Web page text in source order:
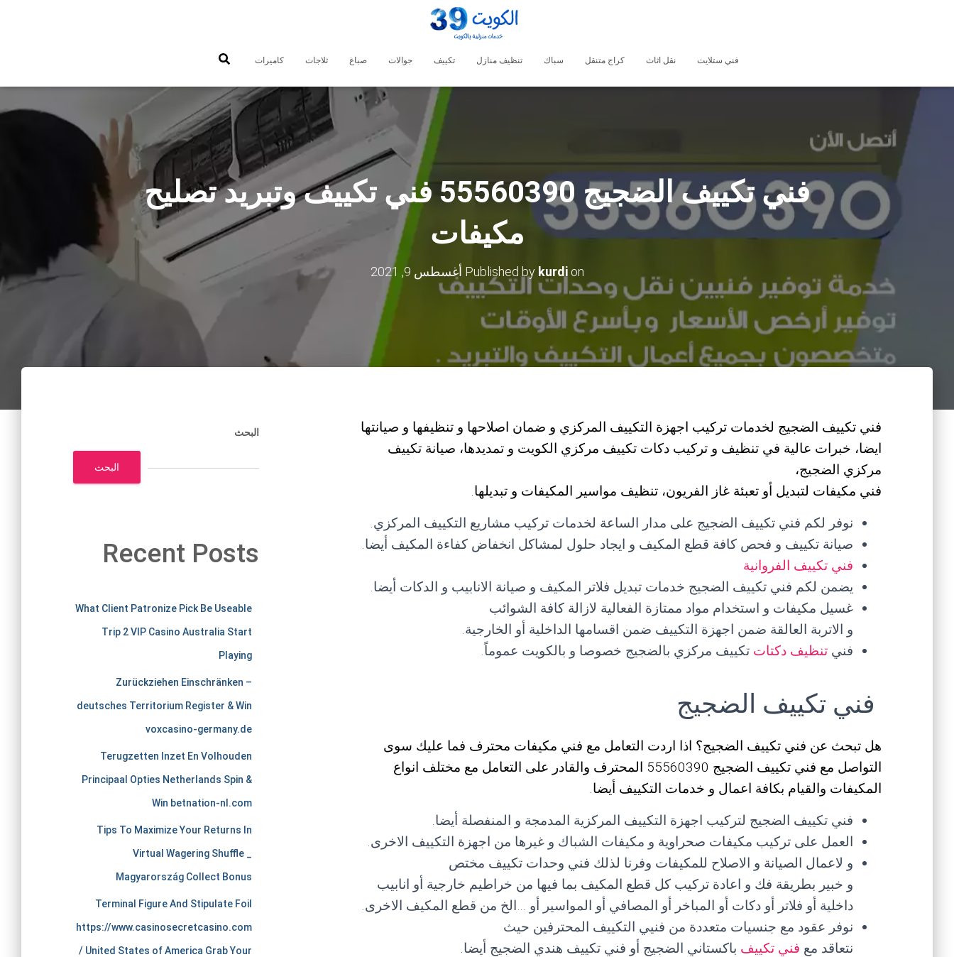
فني ستلايت نقل اثاث كراج متنقل سباك تنظيف منازل تكييف جوالات صباغ ثلاجات كاميرات
فني تكييف الضجيج 55560390 فني تكييف وتبريد تصليح
مكيفات
Published by kurdion أغسطس 9, 2021
فني تكييف الضجيج لخدمات تركيب اجهزة التكييف المركزي و ضمان اصلاحها و تنظيفها و صيانتها
ايضا، خبرات عالية في تنظيف و تركيب دكات تكييف مركزي الكويت و تمديدها، صيانة تكييف
مركزي الضجيج،
فني مكيفات لتبديل أو تعبئة غاز الفريون، تنظيف مواسير المكيفات و تبديلها.
نوفر لكم فني تكييف الضجيج على مدار الساعة لخدمات تركيب مشاريع التكييف المركزي.
صيانة تكييف و فحص كافة قطع المكيف و ايجاد حلول لمشاكل انخفاض كفاءة المكيف أيضا.
فني تكييف الفروانية
يضمن لكم فني تكييف الضجيج خدمات تبديل فلاتر المكيف و صيانة الانابيب و الدكات أيضا.
غسيل مكيفات و استخدام مواد ممتازة الفعالية لازالة كافة الشوائب
و الاتربة العالقة ضمن اجهزة التكييف ضمن اقسامها الداخلية أو الخارجية.
فني تنظيف دكتات تكييف مركزي بالضجيج خصوصا و بالكويت عموماً.
فني تكييف الضجيج
هل تبحث عن فني تكييف الضجيج؟ اذا اردت التعامل مع فني مكيفات محترف فما عليك سوى
التواصل مع فني تكييف الضجيج 55560390 المحترف والقادر على التعامل مع مختلف انواع
المكيفات والقيام بكافة اعمال و خدمات التكييف أيضا.
فني تكييف الضجيج لتركيب اجهزة التكييف المركزية المدمجة و المنفصلة أيضا.
العمل على تركيب مكيفات صحراوية و مكيفات الشباك و غيرها من اجهزة التكييف الاخرى.
و لاعمال الصيانة و الاصلاح للمكيفات وفرنا لذلك فني وحدات تكييف مختص
و خبير بطريقة فك و اعادة تركيب كل قطع المكيف بما فيها من خراطيم خارجية أو انابيب
داخلية أو فلاتر أو دكات أو المباخر أو المصافي أو المواسير أو …الخ من قطع المكيف الاخرى.
نوفر عقود مع جنسيات متعددة من فنيي التكييف المحترفين حيث
نتعاقد مع فني تكييف باكستاني الضجيج أو فني تكييف هندي الضجيج أيضا.
البحث
البحث
Recent Posts
m
e
r
c
h
a
t
s
t
What Client Patronize Pick Be Useable
Trip 2 VIP Casino Australia Start
Playing
Zurückziehen Einschränken –
deutsches Territorium Register & Win
voxcasino-germany.de
Terugzetten Inzet En Volhouden
Principaal Opties Netherlands Spin &
Win betnation-nl.com
Tips To Maximize Your Returns In
Virtual Wagering Shuffle _
Magyarország Collect Bonus
Terminal Figure And Stipulate Foil
https://www.casinosecretcasino.com
/ United States of America Grab Your